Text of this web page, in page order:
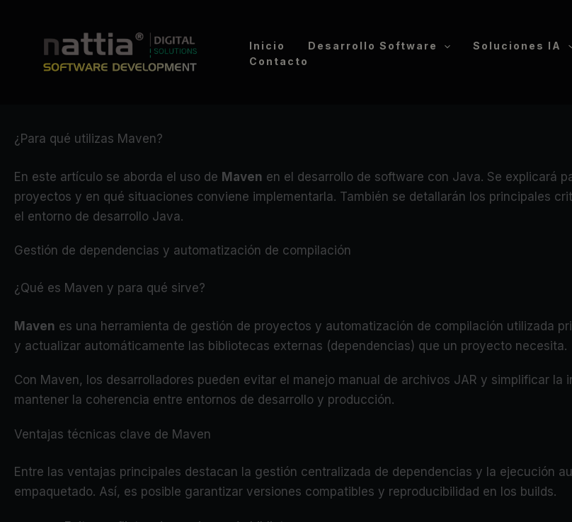
Inicio Desarrollo Software Soluciones IA
Contacto
¿Para qué utilizas Maven?
En este artículo se aborda el uso de Maven en el desarrollo de software con Java. Se explicará
proyectos y en qué situaciones conviene implementarla. También se detallarán los principales
el entorno de desarrollo Java.
Gestión de dependencias y automatización de compilación
¿Qué es Maven y para qué sirve?
Maven es una herramienta de gestión de proyectos y automatización de compilación utilizada
y actualizar automáticamente las bibliotecas externas (dependencias) que un proyecto necesita.
Con Maven, los desarrolladores pueden evitar el manejo manual de archivos JAR y simplificar
mantener la coherencia entre entornos de desarrollo y producción.
Ventajas técnicas clave de Maven
Entre las ventajas principales destacan la gestión centralizada de dependencias y la ejecución
empaquetado. Así, es posible garantizar versiones compatibles y reproducibilidad en los builds.